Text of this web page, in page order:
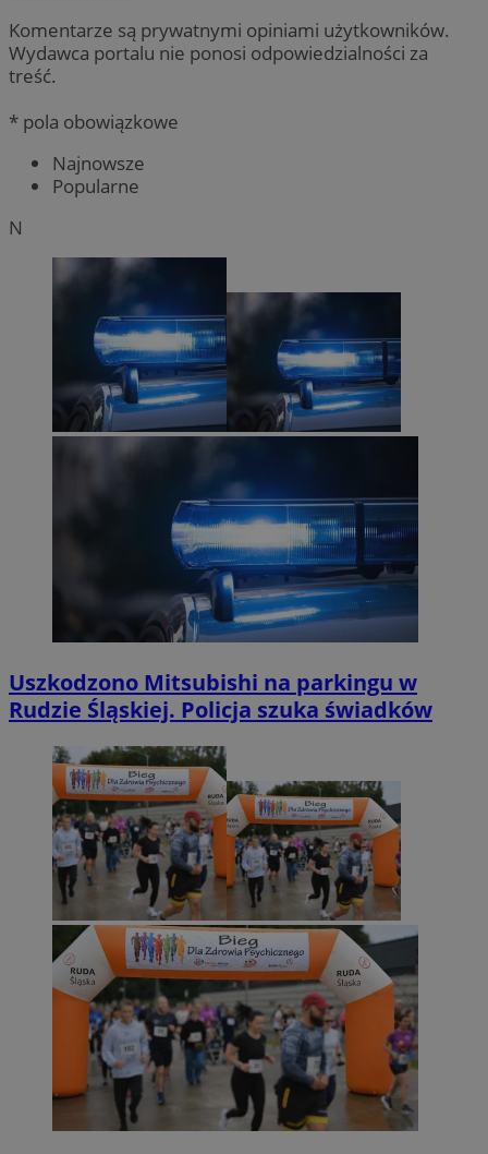
Komentarze są prywatnymi opiniami użytkowników.
Wydawca portalu nie ponosi odpowiedzialności za
treść.
* pola obowiązkowe
Najnowsze
Popularne
N
Uszkodzono Mitsubishi na parkingu w
Rudzie Śląskiej. Policja szuka świadków